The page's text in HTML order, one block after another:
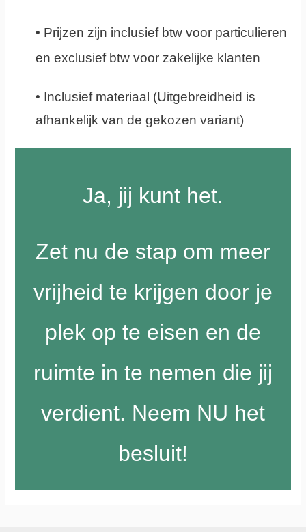
• Prijzen zijn inclusief btw voor particulieren
en exclusief btw voor zakelijke klanten
• Inclusief materiaal (Uitgebreidheid is
afhankelijk van de gekozen variant)
Ja, jij kunt het.
Zet nu de stap om meer
vrijheid te krijgen door je
plek op te eisen en de
ruimte in te nemen die jij
verdient. Neem NU het
besluit!